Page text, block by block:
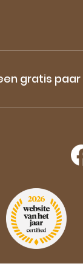
gratis
van onze sale-
gratis paar
Aanmelden